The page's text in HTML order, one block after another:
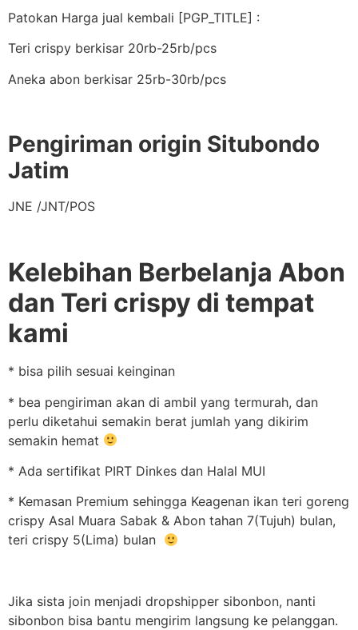
Patokan Harga jual kembali [PGP_TITLE] :
Teri crispy berkisar 20rb-25rb/pcs
Aneka abon berkisar 25rb-30rb/pcs
Pengiriman origin Situbondo
Jatim
JNE /JNT/POS
Kelebihan Berbelanja Abon
dan Teri crispy di tempat
kami
* bisa pilih sesuai keinginan
* bea pengiriman akan di ambil yang termurah, dan
perlu diketahui semakin berat jumlah yang dikirim
semakin hemat
* Ada sertifikat PIRT Dinkes dan Halal MUI
* Kemasan Premium sehingga Keagenan ikan teri goreng
crispy Asal Muara Sabak & Abon tahan 7(Tujuh) bulan,
teri crispy 5(Lima) bulan
Jika sista join menjadi dropshipper sibonbon, nanti
sibonbon bisa bantu mengirim langsung ke pelanggan.